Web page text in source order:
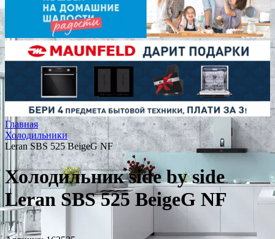
Главная
Холодильники
Leran SBS 525 BeigeG NF
Холодильник side by side
Leran SBS 525 BeigeG NF